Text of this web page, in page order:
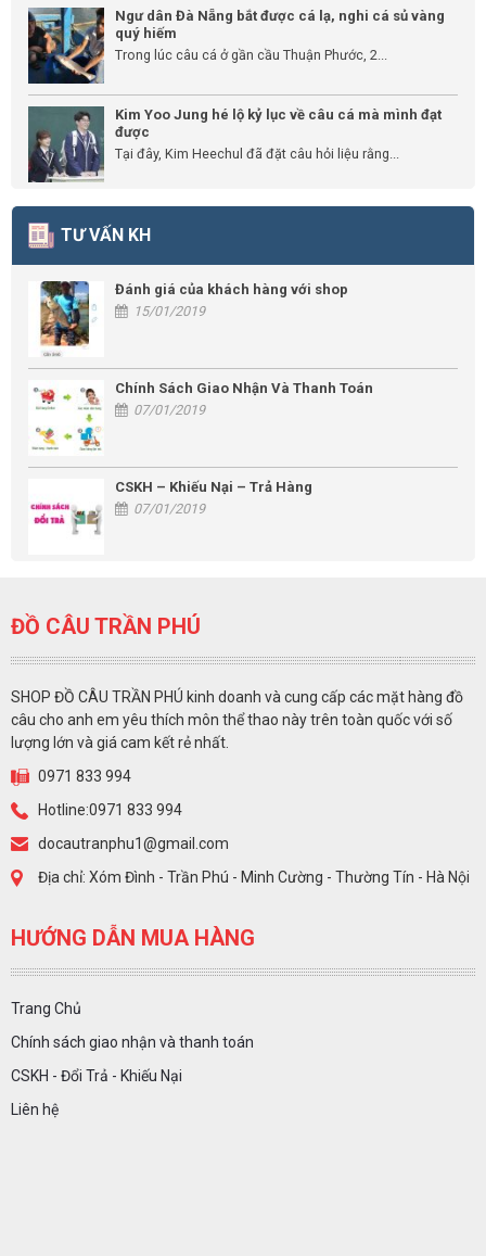
Ngư dân Đà Nẵng bắt được cá lạ, nghi cá sủ vàng
quý hiếm
Trong lúc câu cá ở gần cầu Thuận Phước, 2...
Kim Yoo Jung hé lộ kỷ lục về câu cá mà mình đạt
được
Tại đây, Kim Heechul đã đặt câu hỏi liệu rằng...
TƯ VẤN KH
Đánh giá của khách hàng với shop
15/01/2019
Chính Sách Giao Nhận Và Thanh Toán
07/01/2019
CSKH – Khiếu Nại – Trả Hàng
07/01/2019
ĐỒ CÂU TRẦN PHÚ
SHOP ĐỒ CÂU TRẦN PHÚ kinh doanh và cung cấp các mặt hàng đồ
câu cho anh em yêu thích môn thể thao này trên toàn quốc với số
lượng lớn và giá cam kết rẻ nhất.
0971 833 994
Hotline:0971 833 994
docautranphu1@gmail.com
Địa chỉ: Xóm Đình - Trần Phú - Minh Cường - Thường Tín - Hà Nội
HƯỚNG DẪN MUA HÀNG
Trang Chủ
Chính sách giao nhận và thanh toán
CSKH - Đổi Trả - Khiếu Nại
Liên hệ